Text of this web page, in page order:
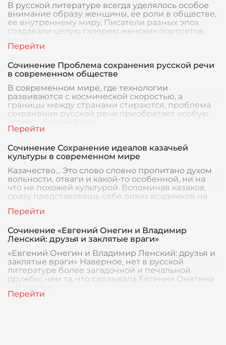
В русской литературе всегда уделялось особое
внимание образу женщины, ее роли в обществе,
ее внутреннему миру. Писатели разных эпох
создавали целую галерею женских портретов,
Сочинение Проблема сохранения русской речи
в современном обществе
В современном мире, где технологии
развиваются с космической скоростью, а
границы между странами стираются, проблема
сохранения русской речи приобретает особую
остроту. Русский язы
Сочинение Сохранение идеалов казачьей
культуры в современном мире
Казачество… Это слово словно пропитано духом
вольности, отваги и какой-то особенной, ни на
что не похожей культурой. Вспоминая казаков,
сразу представляешь себе лихих всадников на
Сочинение «Евгений Онегин и Владимир
Ленский: друзья и заклятые враги»
«Евгений Онегин и Владимир Ленский: друзья и
заклятые враги» Наверное, нет в русской
литературе более загадочной и печальной
дружбы, чем та, что связывала Евгения Онегина
и Владими